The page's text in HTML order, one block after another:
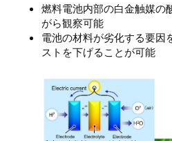
燃料電池内部の白金触媒の
がら観察可能
電池の材料が劣化する要因
ストを下げることが可能